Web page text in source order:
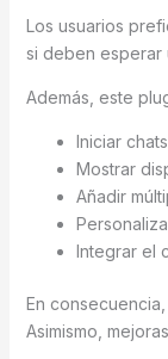
Los usuarios
si deben esperar
Además, este
Iniciar
Mostrar
Añadir
Integrar el
En
Asimismo,